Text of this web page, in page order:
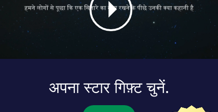
अपना स्टार गिफ़्ट चुनें.